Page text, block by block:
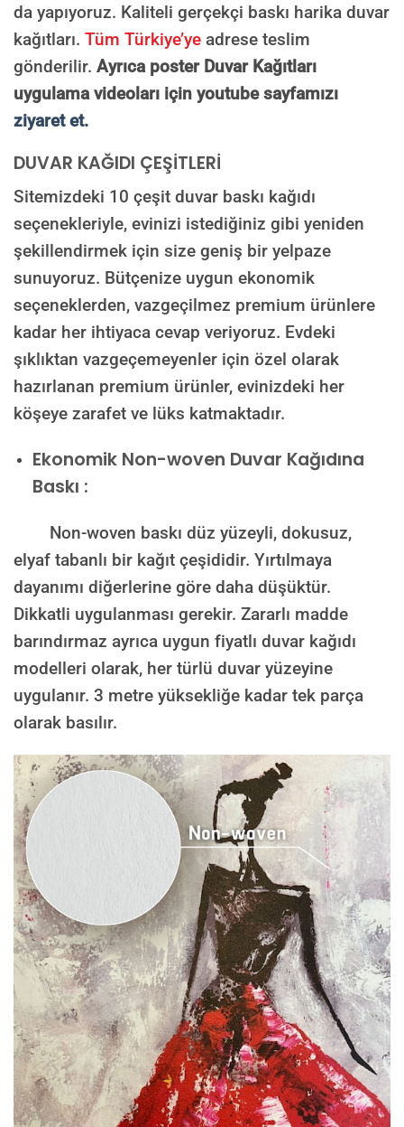
onayınıza gönderilir. Onayınızdan sonra üretim yapılır.
ONAYINIZDAN SONRA BASKIYA GEÇILECEK
da yapıyoruz. Kaliteli gerçekçi baskı harika duvar
kağıtları. Tüm Türkiye’ye adrese teslim
gönderilir. Ayrıca poster Duvar Kağıtları
uygulama videoları için youtube sayfamızı
ziyaret et.
DUVAR KAĞIDI ÇEŞİTLERİ
Sitemizdeki 10 çeşit duvar baskı kağıdı
seçenekleriyle, evinizi istediğiniz gibi yeniden
şekillendirmek için size geniş bir yelpaze
sunuyoruz. Bütçenize uygun ekonomik
seçeneklerden, vazgeçilmez premium ürünlere
kadar her ihtiyaca cevap veriyoruz. Evdeki
şıklıktan vazgeçemeyenler için özel olarak
hazırlanan premium ürünler, evinizdeki her
köşeye zarafet ve lüks katmaktadır.
Ekonomik Non-woven Duvar Kağıdına
Baskı :
Non-woven baskı düz yüzeyli, dokusuz,
elyaf tabanlı bir kağıt çeşididir. Yırtılmaya
dayanımı diğerlerine göre daha düşüktür.
Dikkatli uygulanması gerekir. Zararlı madde
barındırmaz ayrıca uygun fiyatlı duvar kağıdı
modelleri olarak, her türlü duvar yüzeyine
uygulanır. 3 metre yüksekliğe kadar tek parça
olarak basılır.